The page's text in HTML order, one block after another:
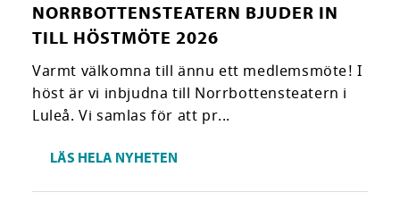
NORRBOTTENSTEATERN BJUDER IN
TILL HÖSTMÖTE 2026
Varmt välkomna till ännu ett medlemsmöte! I
höst är vi inbjudna till Norrbottensteatern i
Luleå. Vi samlas för att pr...
LÄS HELA NYHETEN